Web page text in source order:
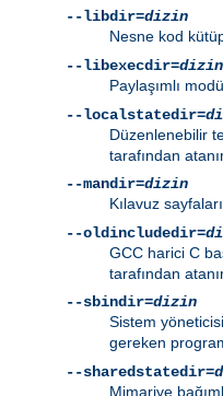
--libdir=dizin
Nesne kod
--libexecdir=dizin
Paylaşımlı
--localstatedir=
Düzenlenebilir
tarafından
--mandir=dizin
Kılavuz sayfaları
--oldincludedir=
GCC harici C
tarafından
--sbindir=dizin
Sistem
gereken
--sharedstatedir=
Mimariye